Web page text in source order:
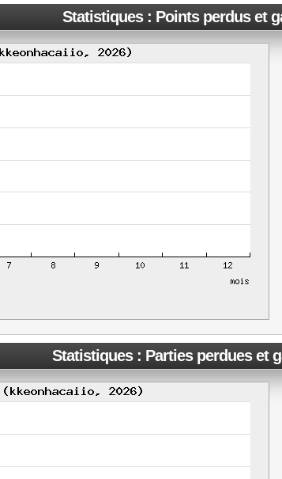
Statistiques : Points perdus et
Statistiques : Parties perdues et